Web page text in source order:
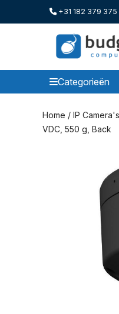
+31 182 379 375
Categorieën
Categorieen
Home / IP Camera's
VDC, 550 g, Back